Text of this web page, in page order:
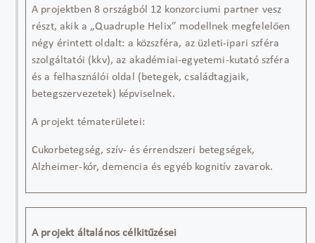
A projektben 8 országból 12 konzorciumi partner vesz
részt, akik a „Quadruple Helix” modellnek megfelelően
négy érintett oldalt: a közszféra, az üzleti-ipari szféra
szolgáltatói (kkv), az akadémiai-egyetemi-kutató szféra
és a felhasználói oldal (betegek, családtagjaik,
betegszervezetek) képviselnek.
A projekt tématerületei:
Cukorbetegség, szív- és érrendszeri betegségek,
Alzheimer-kór, demencia és egyéb kognitív zavarok.
A projekt általános célkitűzései